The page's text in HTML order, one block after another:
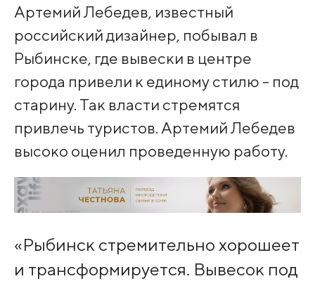
Артемий Лебедев, известный
российский дизайнер, побывал в
Рыбинске, где вывески в центре
города привели к единому стилю - под
старину. Так власти стремятся
привлечь туристов. Артемий Лебедев
высоко оценил проведенную работу.
«Рыбинск стремительно хорошеет
и трансформируется. Вывесок под